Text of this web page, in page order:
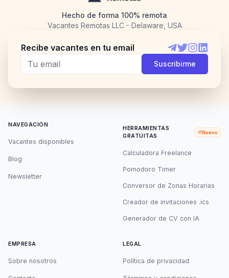
Hecho de forma 100% remota
Vacantes Remotas LLC - Delaware, USA
Recibe vacantes en tu email
Telegram
TwitterInstagram
Suscribirme
NAVEGACIÓN
Vacantes disponibles
Blog
Newsletter
HERRAMIENTAS
GRATUITAS
Nuevo
Calculadora Freelance
Pomodoro Timer
Conversor de Zonas Horarias
Creador de invitaciones .ics
Generador de CV con IA
EMPRESA
Sobre nosotros
LEGAL
Política de privacidad